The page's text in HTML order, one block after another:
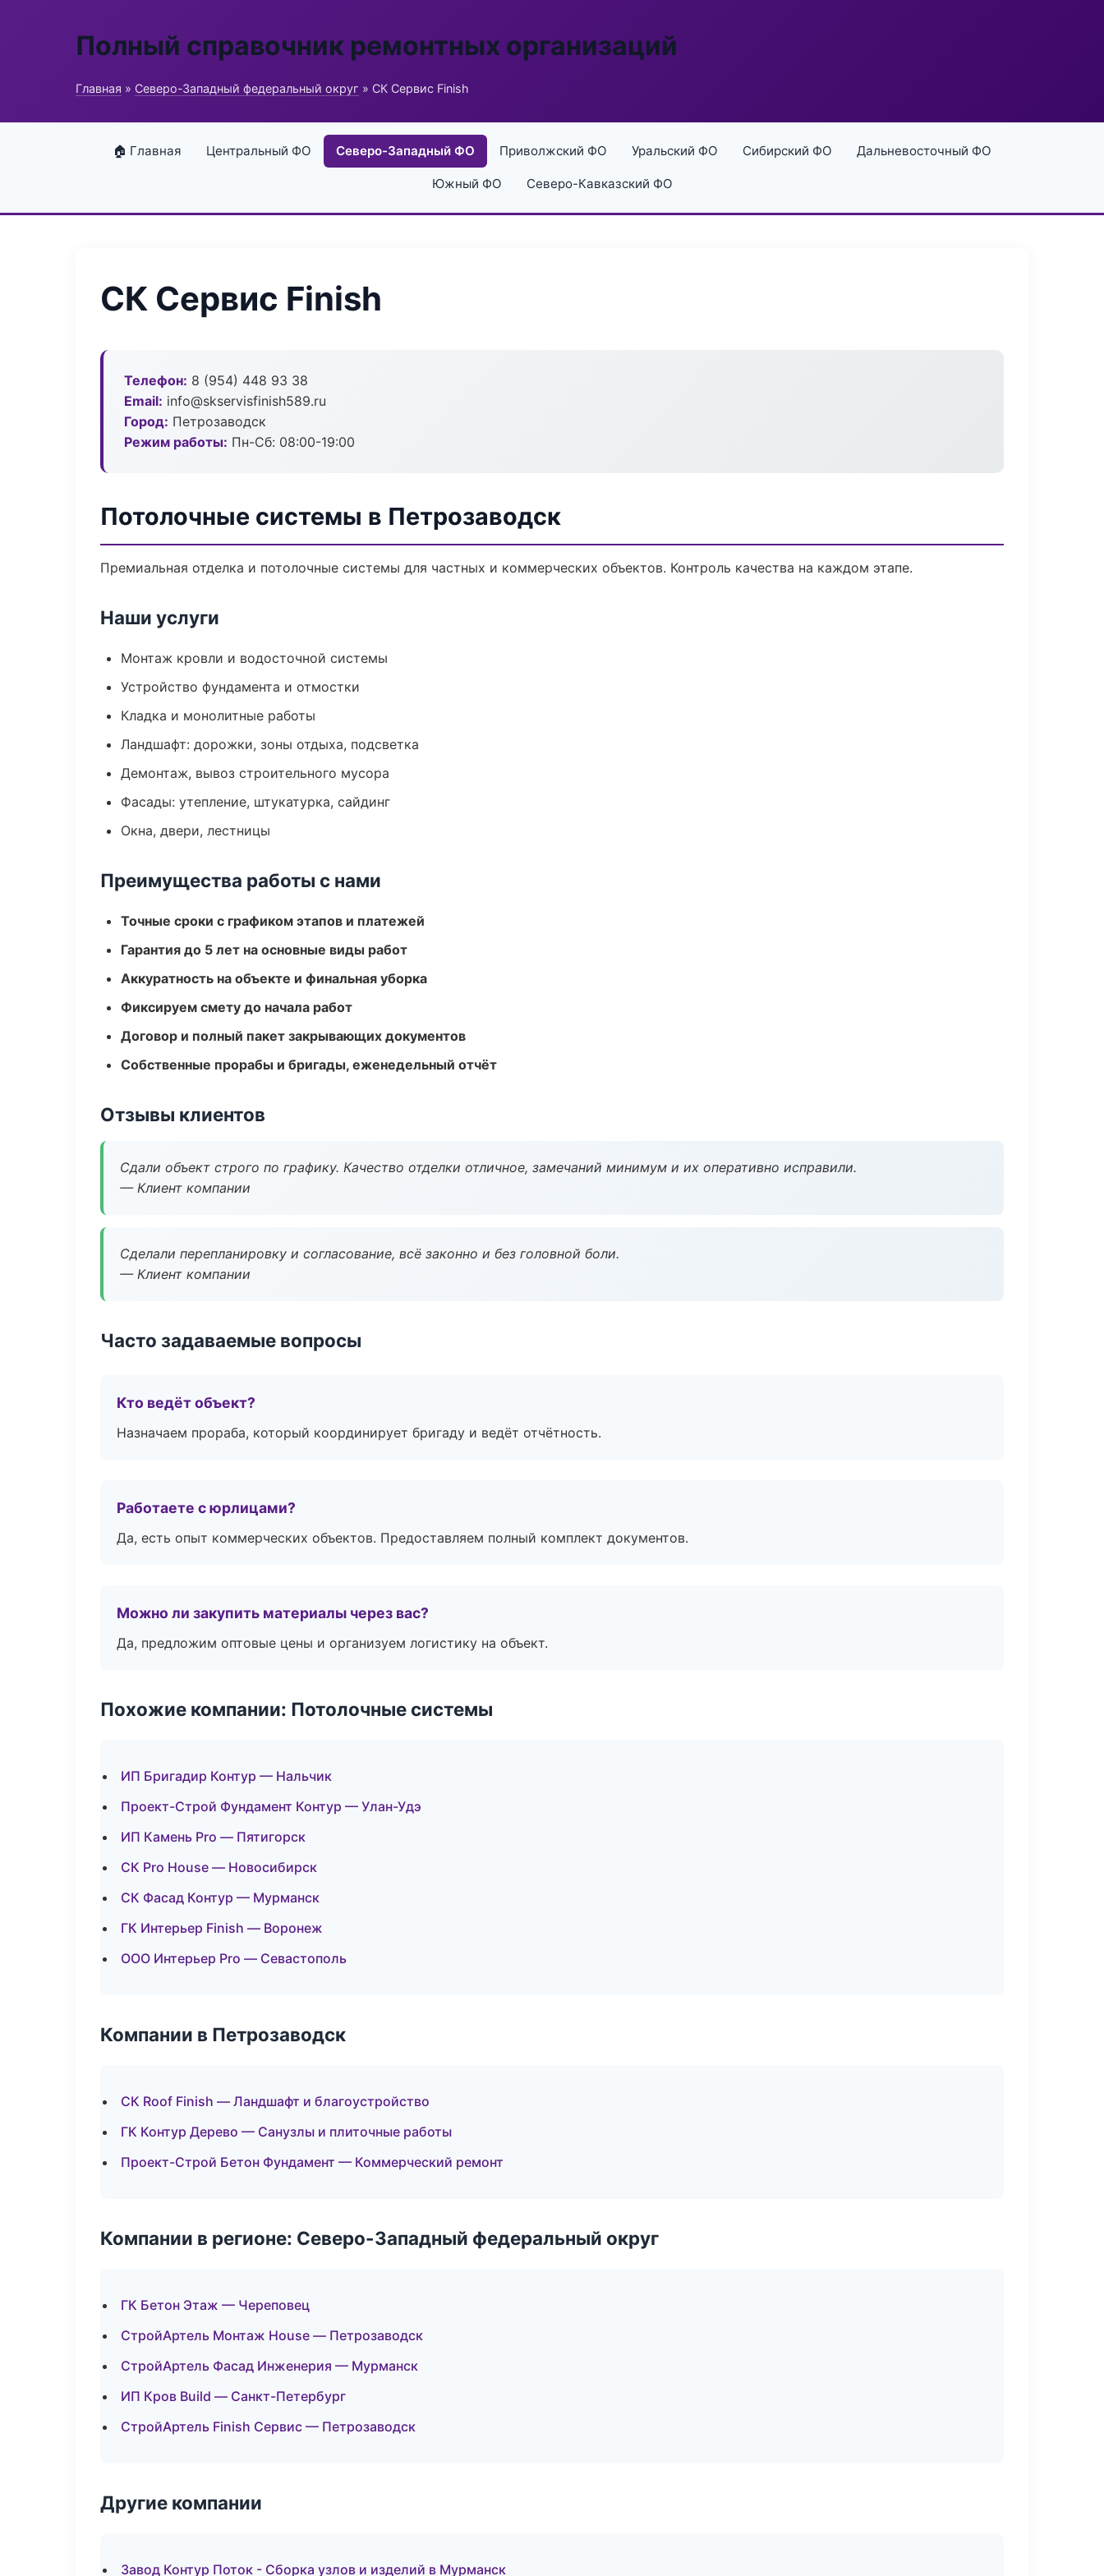
Полный справочник ремонтных организаций
Главная » Северо-Западный федеральный округ » СК Сервис Finish
🏠 Главная Центральный ФО Северо-Западный ФО Приволжский ФО Уральский ФО Сибирский ФО Дальневосточный ФО
Южный ФО Северо-Кавказский ФО
СК Сервис Finish
Телефон: 8 (954) 448 93 38
Email: info@skservisfinish589.ru
Город: Петрозаводск
Режим работы: Пн-Сб: 08:00-19:00
Потолочные системы в Петрозаводск
Премиальная отделка и потолочные системы для частных и коммерческих объектов. Контроль качества на каждом этапе.
Наши услуги
Монтаж кровли и водосточной системы
Устройство фундамента и отмостки
Кладка и монолитные работы
Ландшафт: дорожки, зоны отдыха, подсветка
Демонтаж, вывоз строительного мусора
Фасады: утепление, штукатурка, сайдинг
Окна, двери, лестницы
Преимущества работы с нами
Точные сроки с графиком этапов и платежей
Гарантия до 5 лет на основные виды работ
Аккуратность на объекте и финальная уборка
Фиксируем смету до начала работ
Договор и полный пакет закрывающих документов
Собственные прорабы и бригады, еженедельный отчёт
Отзывы клиентов
Сдали объект строго по графику. Качество отделки отличное, замечаний минимум и их оперативно исправили.
— Клиент компании
Сделали перепланировку и согласование, всё законно и без головной боли.
— Клиент компании
Часто задаваемые вопросы
Кто ведёт объект?
Назначаем прораба, который координирует бригаду и ведёт отчётность.
Работаете с юрлицами?
Да, есть опыт коммерческих объектов. Предоставляем полный комплект документов.
Можно ли закупить материалы через вас?
Да, предложим оптовые цены и организуем логистику на объект.
Похожие компании: Потолочные системы
ИП Бригадир Контур — Нальчик
Проект-Строй Фундамент Контур — Улан-Удэ
ИП Камень Pro — Пятигорск
СК Pro House — Новосибирск
СК Фасад Контур — Мурманск
ГК Интерьер Finish — Воронеж
ООО Интерьер Pro — Севастополь
Компании в Петрозаводск
СК Roof Finish — Ландшафт и благоустройство
ГК Контур Дерево — Санузлы и плиточные работы
Проект-Строй Бетон Фундамент — Коммерческий ремонт
Компании в регионе: Северо-Западный федеральный округ
ГК Бетон Этаж — Череповец
СтройАртель Монтаж House — Петрозаводск
СтройАртель Фасад Инженерия — Мурманск
ИП Кров Build — Санкт-Петербург
СтройАртель Finish Сервис — Петрозаводск
Другие компании
Завод Контур Поток - Сборка узлов и изделий в Мурманск